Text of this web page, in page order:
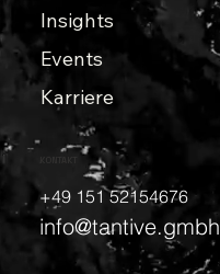
Insights
Events
Karriere
+49 151 52154676
info@tantive.gmbh